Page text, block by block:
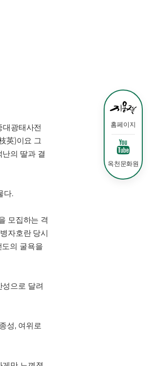
대광태사전
英)이요 그
의 딸과 결
다.
모집하는 격
자호란 당시
의 굴욕을
으로 달려
성, 여위로
홈페이지
옥천문화원